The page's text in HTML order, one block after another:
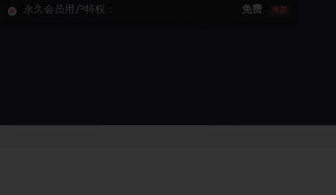
永久会员用户特权： 免费 推荐